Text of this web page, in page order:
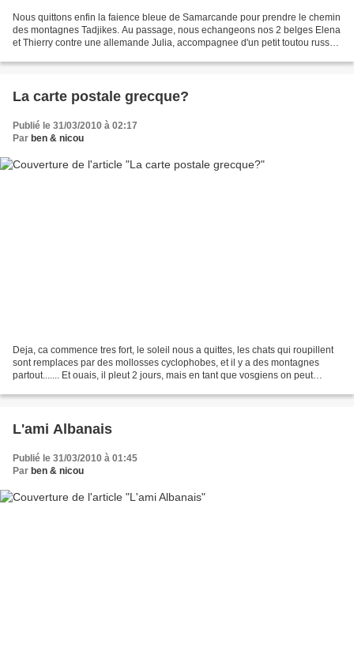
Nous quittons enfin la faience bleue de Samarcande pour prendre le chemin
des montagnes Tadjikes. Au passage, nous echangeons nos 2 belges Elena
et Thierry contre une allemande Julia, accompagnee d'un petit toutou russe
La carte postale grecque?
Publié le 31/03/2010 à 02:17
Par ben & nicou
Deja, ca commence tres fort, le soleil nous a quittes, les chats qui roupillent
sont remplaces par des mollosses cyclophobes, et il y a des montagnes
partout....... Et ouais, il pleut 2 jours, mais en tant que vosgiens on peut
L'ami Albanais
Publié le 31/03/2010 à 01:45
Par ben & nicou